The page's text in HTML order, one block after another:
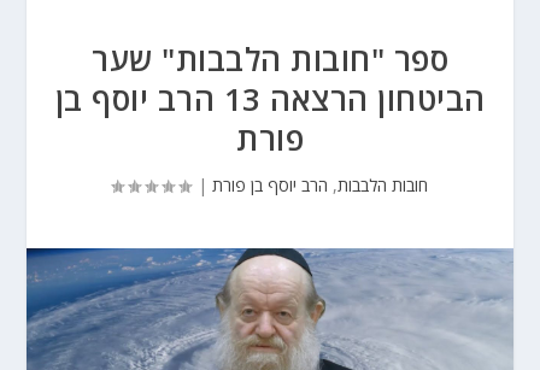
ספר "חובות הלבבות" שער
הביטחון הרצאה 13 הרב יוסף בן
פורת
חובות הלבבות, הרב יוסף בן פורת |